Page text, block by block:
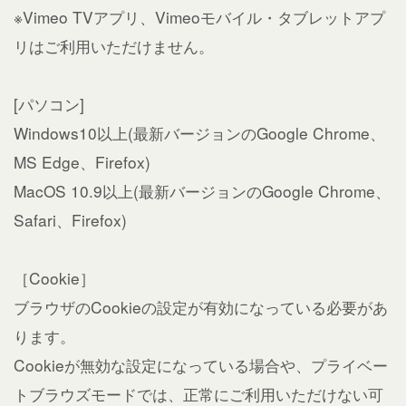
※Vimeo TVアプリ、Vimeoモバイル・タブレットアプ
リはご利用いただけません。
[パソコン]
Windows10以上(最新バージョンのGoogle Chrome、
MS Edge、Firefox)
MacOS 10.9以上(最新バージョンのGoogle Chrome、
Safari、Firefox)
［Cookie］
ブラウザのCookieの設定が有効になっている必要があ
ります。
Cookieが無効な設定になっている場合や、プライベー
トブラウズモードでは、正常にご利用いただけない可